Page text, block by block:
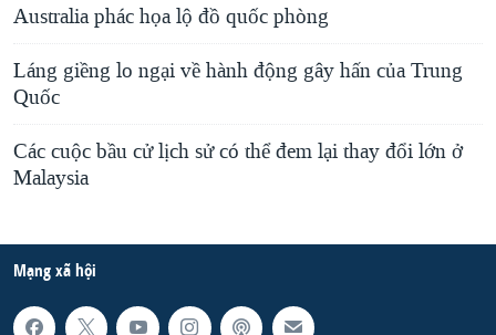
Australia phác họa lộ đồ quốc phòng
Láng giềng lo ngại về hành động gây hấn của Trung
Quốc
Các cuộc bầu cử lịch sử có thể đem lại thay đổi lớn ở
Malaysia
Mạng xã hội